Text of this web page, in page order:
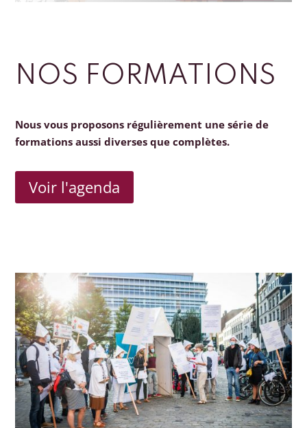
NOS FORMATIONS
Nous vous proposons régulièrement une série de
formations aussi diverses que complètes.
Voir l'agenda